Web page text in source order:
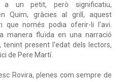
a un petit, però significatiu,
Quim, gràcies al grill, aquest
que només podia oferir-li l'avi.
manera fluïda en una narració
tenint present l'edat dels lectors,
de Pere Martí.
Rovira, plenes com sempre de